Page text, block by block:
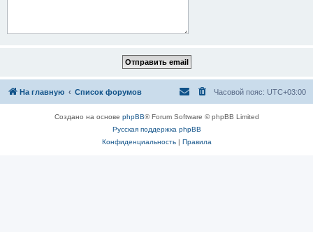
На главную Список форумов Часовой пояс: UTC+03:00
Создано на основе phpBB® Forum Software © phpBB Limited
Русская поддержка phpBB
Конфиденциальность| Правила